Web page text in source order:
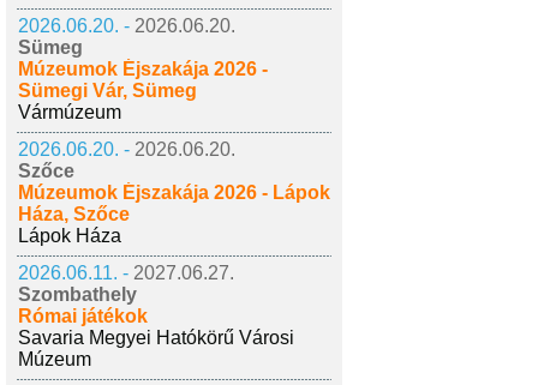
2026.06.20. - 2026.06.20.
Sümeg
Múzeumok Éjszakája 2026 -
Sümegi Vár, Sümeg
Vármúzeum
2026.06.20. - 2026.06.20.
Szőce
Múzeumok Éjszakája 2026 - Lápok
Háza, Szőce
Lápok Háza
2026.06.11. - 2027.06.27.
Szombathely
Római játékok
Savaria Megyei Hatókörű Városi
Múzeum